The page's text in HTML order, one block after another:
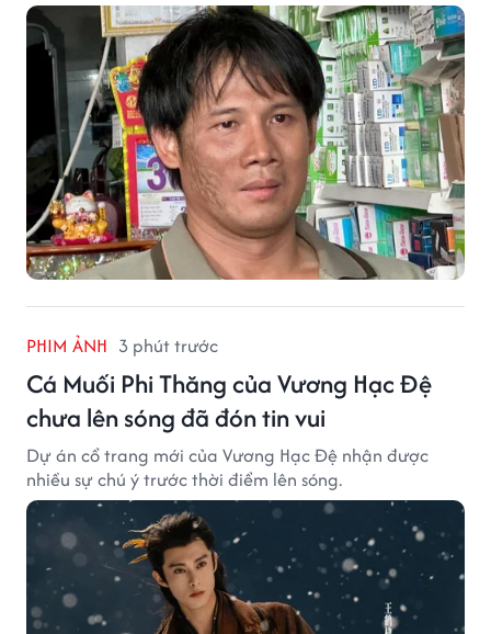
PHIM ẢNH 3 phút trước
Cá Muối Phi Thăng của Vương Hạc Đệ
chưa lên sóng đã đón tin vui
Dự án cổ trang mới của Vương Hạc Đệ nhận được
nhiều sự chú ý trước thời điểm lên sóng.